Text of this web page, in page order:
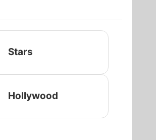
Stars
Hollywood